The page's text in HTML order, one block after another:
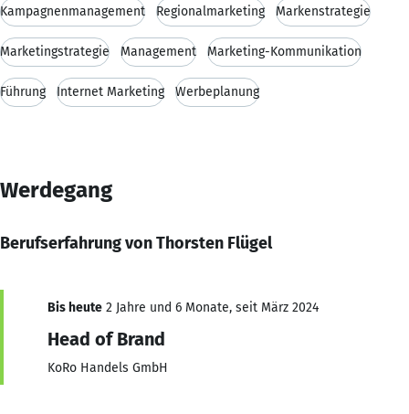
Kampagnenmanagement Regionalmarketing Markenstrategie
Marketingstrategie Management Marketing-Kommunikation
Führung Internet Marketing Werbeplanung
Werdegang
Berufserfahrung von Thorsten Flügel
Bis heute 2 Jahre und 6 Monate, seit März 2024
Head of Brand
KoRo Handels GmbH